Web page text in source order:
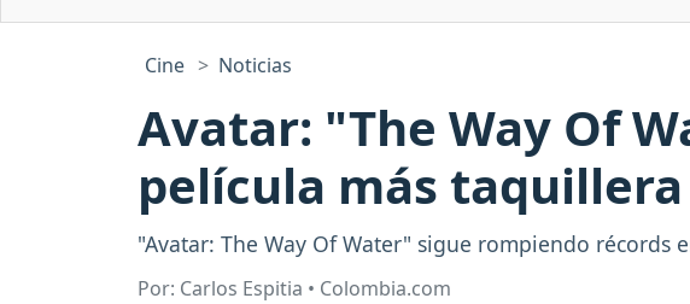
Cine Noticias
Avatar: "The Way Of
película más
"Avatar: The Way Of Water" sigue rompiendo récords
Por: Carlos Espitia • Colombia.com